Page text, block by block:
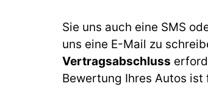
Sie uns auch eine SMS
uns eine E-Mail zu
Vertragsabschluss
Bewertung Ihres Autos